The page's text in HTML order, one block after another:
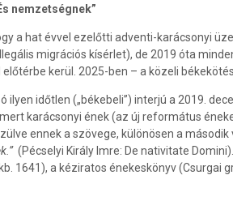
nemzetségnek”
a hat évvel ezelőtti adventi-karácsonyi
migrációs kísérlet), de 2019 óta
kerül. 2025-ben – a közeli
ilyen időtlen („békebeli”) interjú a 2019.
karácsonyi ének (az új református
ennek a szövege, különösen a
(Pécselyi Király Imre: De nativitate
1641), a kéziratos énekeskönyv